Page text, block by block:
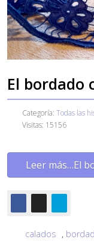
El bordado
Categoría: Todas las
Visitas: 15156
Leer más…El
calados ,